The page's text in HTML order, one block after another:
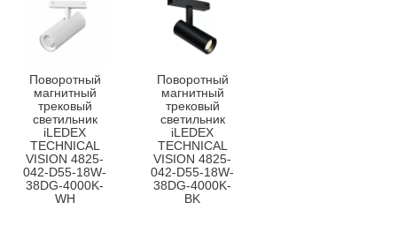
Поворотный
магнитный
трековый
светильник
iLEDEX
TECHNICAL
VISION 4825-
042-D55-18W-
38DG-4000K-
WH
Поворотный
магнитный
трековый
светильник
iLEDEX
TECHNICAL
VISION 4825-
042-D55-18W-
38DG-4000K-
BK